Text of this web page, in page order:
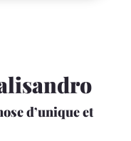
d’unique et